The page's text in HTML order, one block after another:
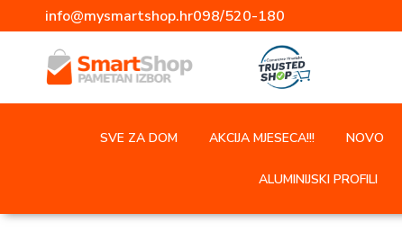
info@mysmartshop.hr098/520-180
SVE ZA DOM AKCIJA MJESECA!!! NOVO
ALUMINIJSKI PROFILI